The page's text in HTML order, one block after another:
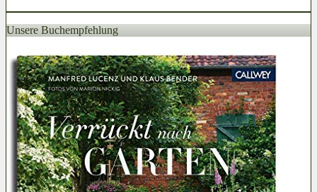
Unsere Buchempfehlung